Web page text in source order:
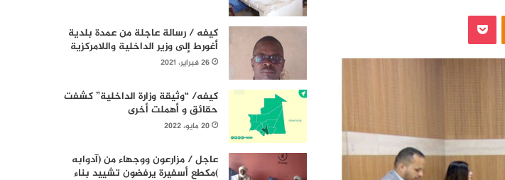
كيفه / رسالة عاجلة من عمدة بلدية
أغورط إلى وزير الداخلية واللامركزية
26 فبراير، 2021
كيفه/ “وثيقة وزارة الداخلية” كشفت
حقائق و أهملت أخرى
20 مايو، 2022
عاجل / مزارعون ووجهاء من (آدوابه
)مكطع أسفيرة يرفضون تشييد بناء